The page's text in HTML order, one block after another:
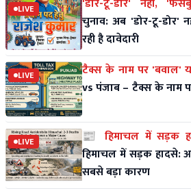
LIVE
चुनाव: अब 'डोर-टू-
रही है दावेदारी
LIVE टैक्स के नाम पर 'बवाल'
vs पंजाब – टैक्स के नाम
LIVE
📰 हिमाचल में सड़क
हिमाचल में सड़क हादसे:
सबसे बड़ा कारण